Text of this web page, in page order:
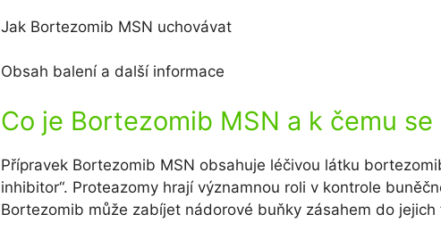
Jak Bortezomib MSN uchovávat
Obsah balení a další informace
Co je Bortezomib MSN a k čemu
Přípravek Bortezomib MSN obsahuje léčivou látku
inhibitor“. Proteazomy hrají významnou roli v kontrole
Bortezomib může zabíjet nádorové buňky zásahem do jejich